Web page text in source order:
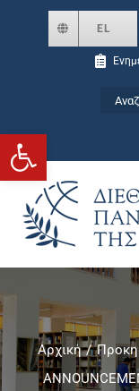
Ανοίξτε τη γραμμή εργαλείων
EL
Σχολές και
Αρχική